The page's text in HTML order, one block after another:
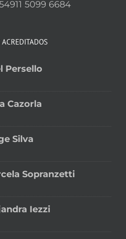
5099 6684
Persello
Cazorla
Silva
Sopranzetti
Iezzi